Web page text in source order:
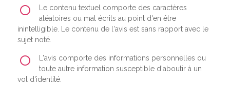
Le contenu textuel comporte des caractères
aléatoires ou mal écrits au point d'en être
inintelligible. Le contenu de l'avis est sans rapport avec le
sujet noté.
L'avis comporte des informations personnelles ou
toute autre information susceptible d'aboutir à un
vol d'identité.